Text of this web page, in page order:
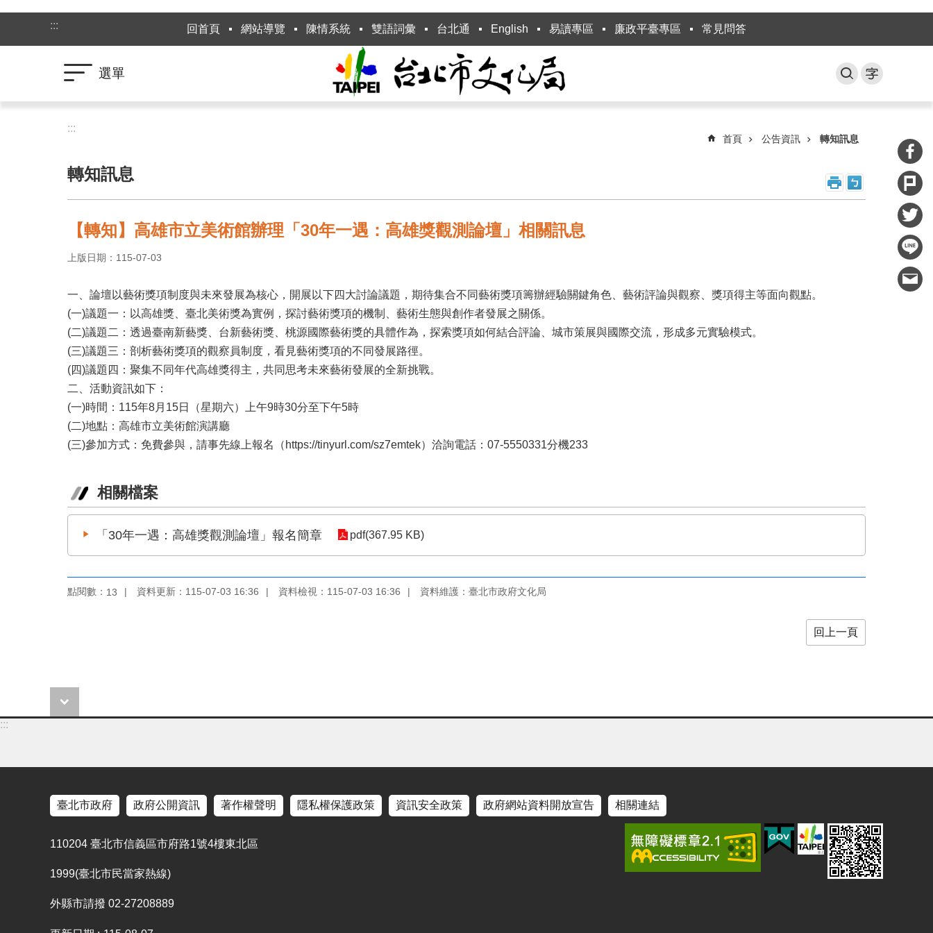
跳到主要內容區塊
:::
回首頁 網站導覽 陳情系統 雙語詞彙 台北通 English 易讀專區 廉政平臺專區 常見問答
選單
:::
首頁 公告資訊 轉知訊息
轉知訊息
【轉知】高雄市立美術館辦理「30年一遇：高雄獎觀測論壇」相關訊息
上版日期：115-07-03
一、論壇以藝術獎項制度與未來發展為核心，開展以下四大討論議題，期待集合不同藝術獎項籌辦經驗關鍵角色、藝術評論與觀察、獎項得主等面向觀點。
(一)議題一：以高雄獎、臺北美術獎為實例，探討藝術獎項的機制、藝術生態與創作者發展之關係。
(二)議題二：透過臺南新藝獎、台新藝術獎、桃源國際藝術獎的具體作為，探索獎項如何結合評論、城市策展與國際交流，形成多元實驗模式。
(三)議題三：剖析藝術獎項的觀察員制度，看見藝術獎項的不同發展路徑。
(四)議題四：聚集不同年代高雄獎得主，共同思考未來藝術發展的全新挑戰。
二、活動資訊如下：
(一)時間：115年8月15日（星期六）上午9時30分至下午5時
(二)地點：高雄市立美術館演講廳
(三)參加方式：免費參與，請事先線上報名（https://tinyurl.com/sz7emtek）洽詢電話：07-5550331分機233
相關檔案
「30年一遇：高雄獎觀測論壇」報名簡章 pdf(367.95 KB)
點閱數： 13 資料更新：115-07-03 16:36 資料檢視：115-07-03 16:36 資料維護：臺北市政府文化局
回上一頁
:::
臺北市政府 政府公開資訊 著作權聲明 隱私權保護政策 資訊安全政策 政府網站資料開放宣告 相關連結
110204 臺北市信義區市府路1號4樓東北區
1999(臺北市民當家熱線)
外縣市請撥 02-27208889